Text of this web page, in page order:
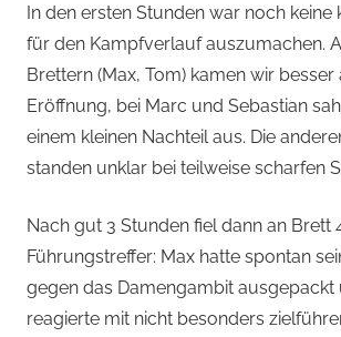
In den ersten Stunden war noch keine
für den Kampfverlauf auszumachen.
Brettern (Max, Tom) kamen wir besser
Eröffnung, bei Marc und Sebastian
einem kleinen Nachteil aus. Die
standen unklar bei teilweise scharfen
Nach gut 3 Stunden fiel dann an Brett
Führungstreffer: Max hatte spontan
gegen das Damengambit ausgepackt
reagierte mit nicht besonders